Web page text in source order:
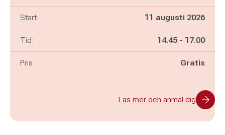
Start: 11 augusti 2026
Tid: Pågår mellan
14.45 - och
17.00
Pris: Gratis
Läs mer och anmäl dig